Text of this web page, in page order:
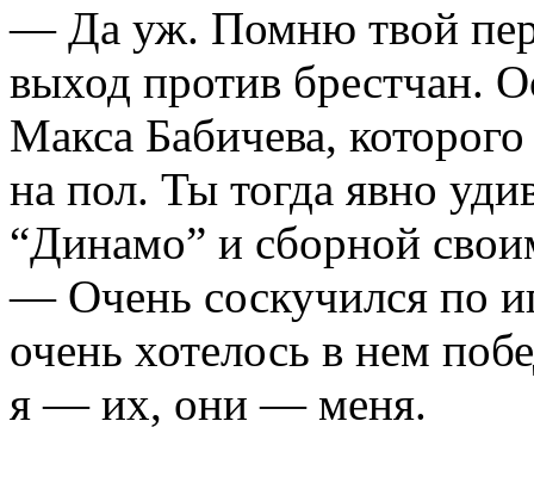
— Да уж. Помню твой
выход против брестчан.
Макса Бабичева,
на пол. Ты тогда явно
“Динамо” и сборной
— Очень соскучился по
очень хотелось в нем
я — их, они — меня.